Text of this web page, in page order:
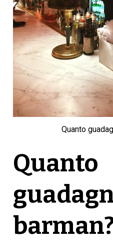
Quanto
Quanto